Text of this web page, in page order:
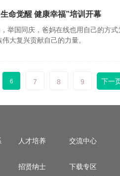
命觉醒 健康幸福”培训开幕
举国同庆，爸妈在线也用自己的方
大复兴贡献自己的力量。
6 7 8 9 下一
人才培养
招贤纳士
交流中心
下载专区